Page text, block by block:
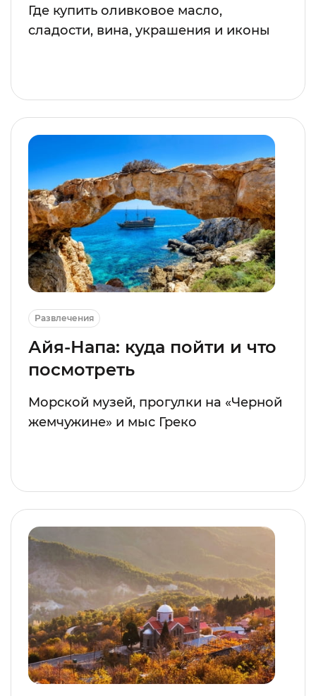
Где купить оливковое масло,
сладости, вина, украшения и иконы
Развлечения
Айя-Напа: куда пойти и что
посмотреть
Морской музей, прогулки на «Черной
жемчужине» и мыс Греко